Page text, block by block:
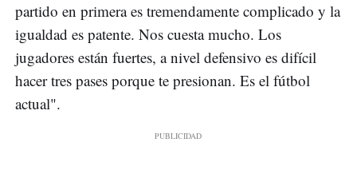
partido en primera es tremendamente complicado y la
igualdad es patente. Nos cuesta mucho. Los
jugadores están fuertes, a nivel defensivo es difícil
hacer tres pases porque te presionan. Es el fútbol
actual".